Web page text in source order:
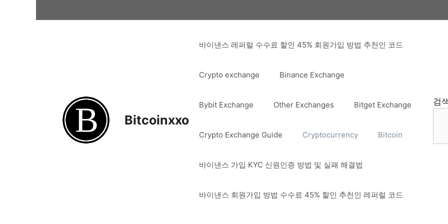
Bitcoinxxo
바이낸스 레퍼럴 수수료 할인 45% 회원가입 방법 추천인 코드
Crypto exchange Binance Exchange
Bybit Exchange Other Exchanges Bitget Exchange
Crypto Exchange Guide Cryptocurrency Bitcoin
바이낸스 가입 KYC 신원인증 방법 및 실패 해결법
바이낸스 회원가입 방법 수수료 45% 할인 추천인 레퍼럴 코드
검